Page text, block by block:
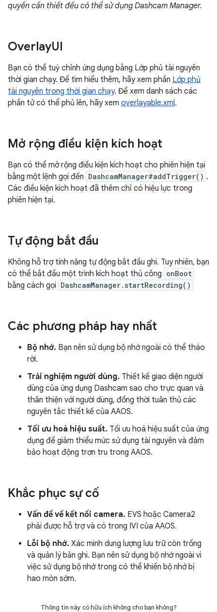
quyền cần thiết đều có thể sử dụng Dashcam Manager.
OverlayUI
Bạn có thể tuỳ chỉnh ứng dụng bằng Lớp phủ tài nguyên
thời gian chạy. Để tìm hiểu thêm, hãy xem phần Lớp phủ
tài nguyên trong thời gian chạy. Để xem danh sách các
phần tử có thể phủ lên, hãy xem overlayable.xml .
Mở rộng điều kiện kích hoạt
Bạn có thể mở rộng điều kiện kích hoạt cho phiên hiện tại
bằng một lệnh gọi đến DashcamManager#addTrigger() .
Các điều kiện kích hoạt đã thêm chỉ có hiệu lực trong
phiên hiện tại.
Tự động bắt đầu
Không hỗ trợ tính năng tự động bắt đầu ghi. Tuy nhiên, bạn
có thể bắt đầu một trình kích hoạt thủ công onBoot
bằng cách gọi DashcamManager.startRecording()
Các phương pháp hay nhất
Bộ nhớ. Bạn nên sử dụng bộ nhớ ngoài có thể tháo
rời.
Trải nghiệm người dùng. Thiết kế giao diện người
dùng của ứng dụng Dashcam sao cho trực quan và
thân thiện với người dùng, đồng thời tuân thủ các
nguyên tắc thiết kế của AAOS.
Tối ưu hoá hiệu suất. Tối ưu hoá hiệu suất của ứng
dụng để giảm thiểu mức sử dụng tài nguyên và đảm
bảo hoạt động trơn tru trong AAOS.
Khắc phục sự cố
Vấn đề về kết nối camera. EVS hoặc Camera2
phải được hỗ trợ và có trong IVI của AAOS.
Lỗi bộ nhớ. Xác minh dung lượng lưu trữ còn trống
và quản lý bản ghi. Bạn nên sử dụng bộ nhớ ngoài vì
việc sử dụng bộ nhớ trong có thể khiến bộ nhớ bị
hao mòn sớm.
Thông tin này có hữu ích không cho bạn không?